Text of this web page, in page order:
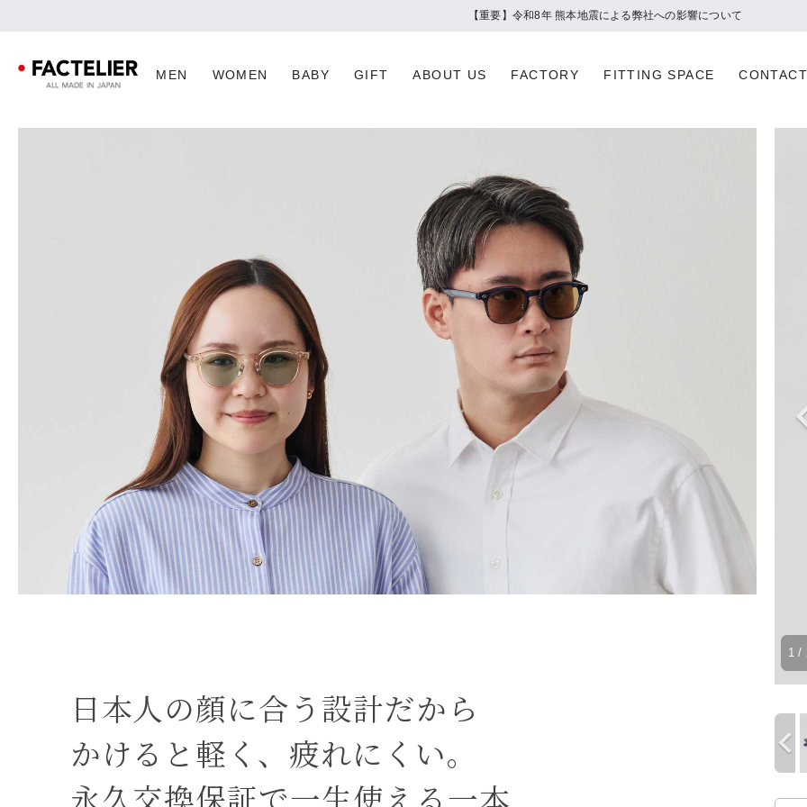
【重要】令和8年 熊本地震による弊社への影響について
MEN WOMEN BABY GIFT ABOUT US FACTORY FITTING SPACE
1 /
日本人の顔に合う設計だから
かけると軽く、疲れにくい。
永久交換保証で一生使える一本